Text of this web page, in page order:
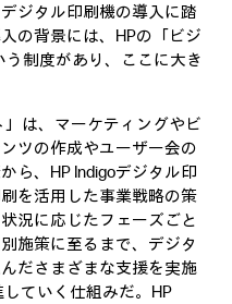
ジタル印刷機の導入に踏
の背景には、HPの「ビジ
制度があり、ここに大き
は、マーケティングやビ
ツの作成やユーザー会の
ら、HP Indigoデジタル印
を活用した事業戦略の策
況に応じたフェーズごと
施策に至るまで、デジタ
ださまざまな支援を実施
ていく仕組みだ。HP